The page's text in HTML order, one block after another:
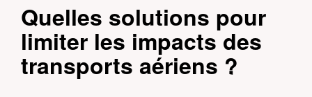
Quelles solutions pour
limiter les impacts des
transports aériens ?